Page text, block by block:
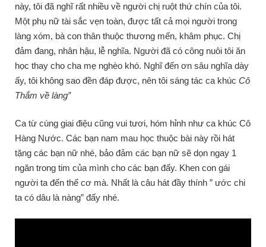
này, tôi đã nghĩ rất nhiều về người chị ruột thứ chín của tôi.
Một phụ nữ tài sắc vẹn toàn, được tất cả mọi người trong
làng xóm, bà con thân thuộc thương mến, khâm phục. Chị
đảm đang, nhân hậu, lễ nghĩa. Người đã có công nuôi tôi ăn
học thay cho cha mẹ nghèo khó. Nghĩ đến ơn sâu nghĩa dày
ấy, tôi không sao đền đáp được, nên tôi sáng tác ca khúc Cô
Thắm về làng”
Ca từ cùng giai điệu cũng vui tươi, hóm hỉnh như ca khúc Cô
Hàng Nước. Các bạn nam mau học thuộc bài này rồi hát
tặng các bạn nữ nhé, bảo đảm các bạn nữ sẽ dọn ngay 1
ngăn trong tim của mình cho các bạn đấy. Khen con gái
người ta đến thế cơ mà. Nhất là câu hát đầy thính ” ước chi
ta có dâu là nàng” đấy nhé.